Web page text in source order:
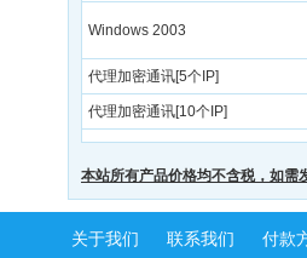
Windows 2003
代理加密通讯[5个IP]
代理加密通讯[10个IP]
本站所有产品价格均不含税，如需
关于我们 联系我们 付款